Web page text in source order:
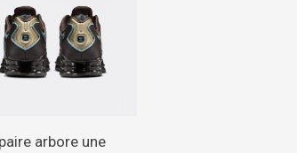
arbore une